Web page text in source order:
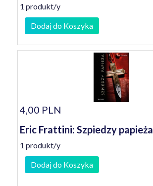
1 produkt/y
Dodaj do Koszyka
4,00 PLN
Eric Frattini: Szpiedzy papieża
1 produkt/y
Dodaj do Koszyka